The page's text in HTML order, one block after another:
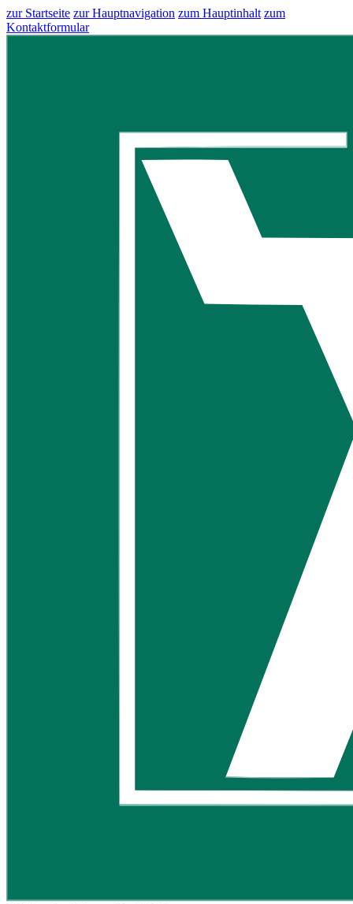
zur Startseite zur Hauptnavigation zum Hauptinhalt zum
Kontaktformular